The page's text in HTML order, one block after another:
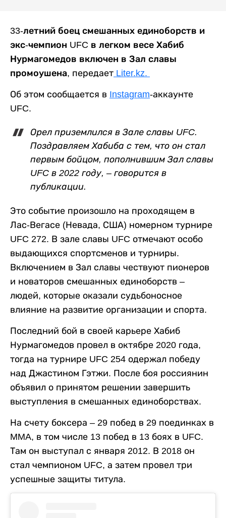
33-летний боец смешанных единоборств и
экс-чемпион UFC в легком весе Хабиб
Нурмагомедов включен в Зал славы
промоушена, передает Liter.kz.
Об этом сообщается в Instagram-аккаунте
UFC.
Орел приземлился в Зале славы UFC.
Поздравляем Хабиба с тем, что он стал
первым бойцом, пополнившим Зал славы
UFC в 2022 году, – говорится в
публикации.
Это событие произошло на проходящем в
Лас-Вегасе (Невада, США) номерном турнире
UFC 272. В зале славы UFC отмечают особо
выдающихся спортсменов и турниры.
Включением в Зал славы чествуют пионеров
и новаторов смешанных единоборств –
людей, которые оказали судьбоносное
влияние на развитие организации и спорта.
Последний бой в своей карьере Хабиб
Нурмагомедов провел в октябре 2020 года,
тогда на турнире UFC 254 одержал победу
над Джастином Гэтжи. После боя россиянин
объявил о принятом решении завершить
выступления в смешанных единоборствах.
На счету боксера – 29 побед в 29 поединках в
MMA, в том числе 13 побед в 13 боях в UFC.
Там он выступал с января 2012. В 2018 он
стал чемпионом UFC, а затем провел три
успешные защиты титула.